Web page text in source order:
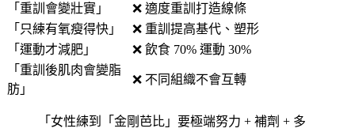
「 重訓會變壯實 」
❌ 適度重訓打造線條
「 只練有氧瘦得快 」
❌ 重訓提高基代、塑形
「 運動才減肥 」
❌ 飲食 70% 運動 30%
「 重訓後肌肉會變脂
肪 」
❌ 不同組織不會互轉
「 女性練到「金剛芭比」要極端努力 + 補劑 + 多